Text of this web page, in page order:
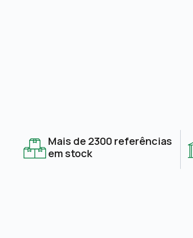
Mais de 2300 referências
em stock